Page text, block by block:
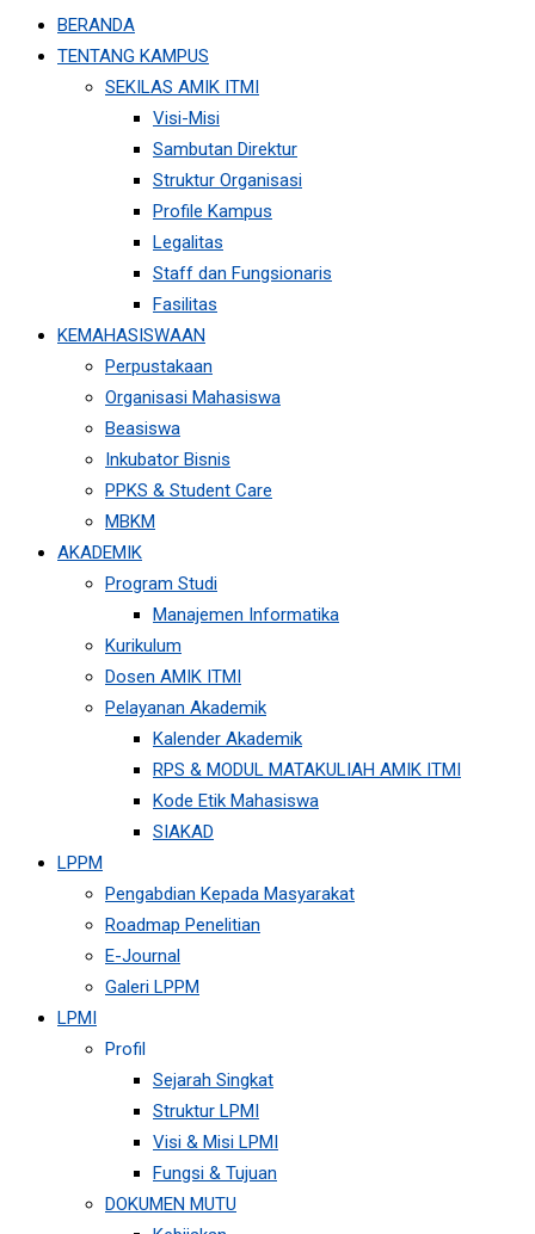
BERANDA
TENTANG KAMPUS
SEKILAS AMIK ITMI
Visi-Misi
Sambutan Direktur
Struktur Organisasi
Profile Kampus
Legalitas
Staff dan Fungsionaris
Fasilitas
KEMAHASISWAAN
Perpustakaan
Organisasi Mahasiswa
Beasiswa
Inkubator Bisnis
PPKS & Student Care
MBKM
AKADEMIK
Program Studi
Manajemen Informatika
Kurikulum
Dosen AMIK ITMI
Pelayanan Akademik
Kalender Akademik
RPS & MODUL MATAKULIAH AMIK ITMI
Kode Etik Mahasiswa
SIAKAD
LPPM
Pengabdian Kepada Masyarakat
Roadmap Penelitian
E-Journal
Galeri LPPM
LPMI
Profil
Sejarah Singkat
Struktur LPMI
Visi & Misi LPMI
Fungsi & Tujuan
DOKUMEN MUTU